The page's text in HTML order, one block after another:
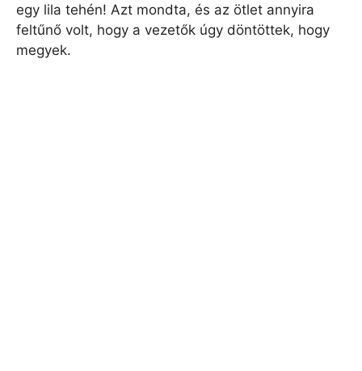
egy lila tehén! Azt mondta, és az ötlet annyira
feltűnő volt, hogy a vezetők úgy döntöttek, hogy
megyek.